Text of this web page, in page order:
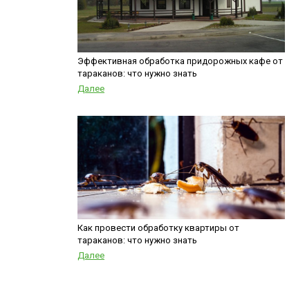
Эффективная обработка придорожных кафе от
тараканов: что нужно знать
Далее
Как провести обработку квартиры от
тараканов: что нужно знать
Далее